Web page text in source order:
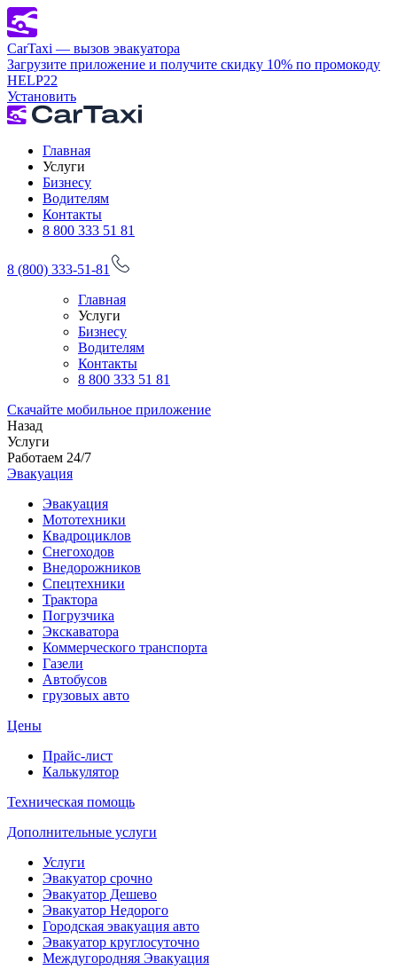
CarTaxi — вызов эвакуатора
Загрузите приложение и получите скидку 10% по промокоду
HELP22
Установить
Главная
Услуги
Бизнесу
Водителям
Контакты
8 800 333 51 81
8 (800) 333-51-81
Главная
Услуги
Бизнесу
Водителям
Контакты
8 800 333 51 81
Скачайте мобильное приложение
Назад
Услуги
Работаем 24/7
Эвакуация
Эвакуация
Мототехники
Квадроциклов
Снегоходов
Внедорожников
Спецтехники
Трактора
Погрузчика
Экскаватора
Коммерческого транспорта
Газели
Автобусов
грузовых авто
Цены
Прайс-лист
Калькулятор
Техническая помощь
Дополнительные услуги
Услуги
Эвакуатор срочно
Эвакуатор Дешево
Эвакуатор Недорого
Городская эвакуация авто
Эвакуатор круглосуточно
Междугородняя Эвакуация